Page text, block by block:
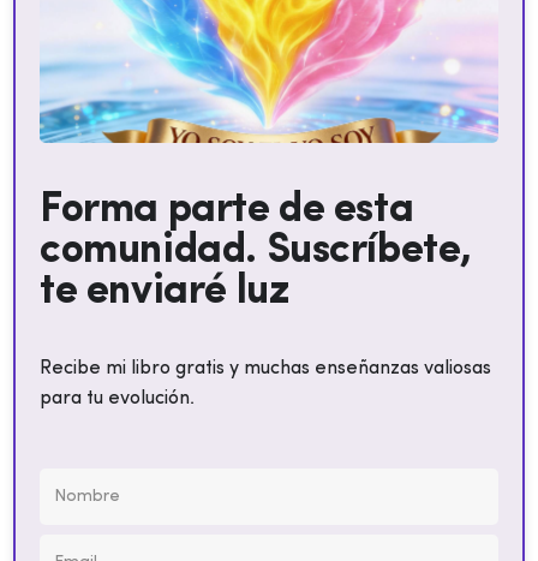
Forma parte de esta
comunidad. Suscríbete,
te enviaré luz
Recibe mi libro gratis y muchas enseñanzas valiosas
para tu evolución.